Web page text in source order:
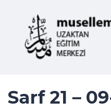
Sarf 21 –